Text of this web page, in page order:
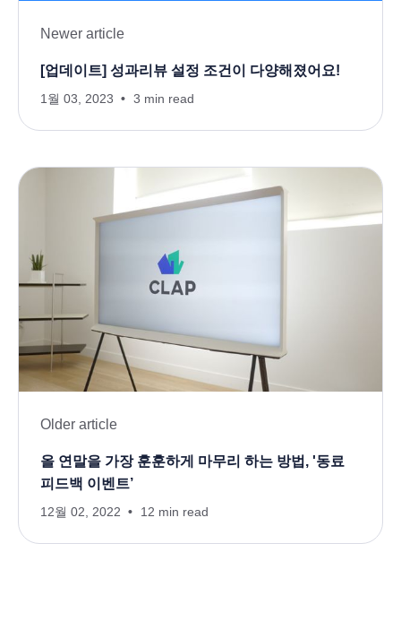
Newer article
[업데이트] 성과리뷰 설정 조건이 다양해졌어요!
1월 03, 2023 3 min read
Older article
올 연말을 가장 훈훈하게 마무리 하는 방법, '동료
피드백 이벤트’
12월 02, 2022 12 min read